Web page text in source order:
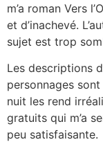
m’a roman Vers
et d’inachevé.
sujet est trop
Les descriptions
personnages
nuit les rend
gratuits qui m’a
peu satisfaisante.